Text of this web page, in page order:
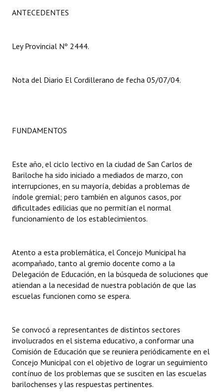
Organigrama
Proyectos Presentados
Ejecución Presupuestaria
Actas de Audiencias Públicas
NORMATIVA
Declaraciones
Resoluciones
Resoluciones de Presidencia
Antiguos Pobladores
Noticias Destacadas
Registros y Distinciones
ANTECEDENTES
Ley Provincial Nº 2444.
Nota del Diario El Cordillerano de fecha 05/07/04.
FUNDAMENTOS
Este año, el ciclo lectivo en la ciudad de San Carlos de
Bariloche ha sido iniciado a mediados de marzo, con
interrupciones, en su mayoría, debidas a problemas de
índole gremial; pero también en algunos casos, por
dificultades edilicias que no permitían el normal
funcionamiento de los establecimientos.
Atento a esta problemática, el Concejo Municipal ha
acompañado, tanto al gremio docente como a la
Delegación de Educación, en la búsqueda de soluciones que
atiendan a la necesidad de nuestra población de que las
escuelas funcionen como se espera.
Se convocó a representantes de distintos sectores
involucrados en el sistema educativo, a conformar una
Comisión de Educación que se reuniera periódicamente en el
Concejo Municipal con el objetivo de lograr un seguimiento
contínuo de los problemas que se susciten en las escuelas
barilochenses y las respuestas pertinentes.